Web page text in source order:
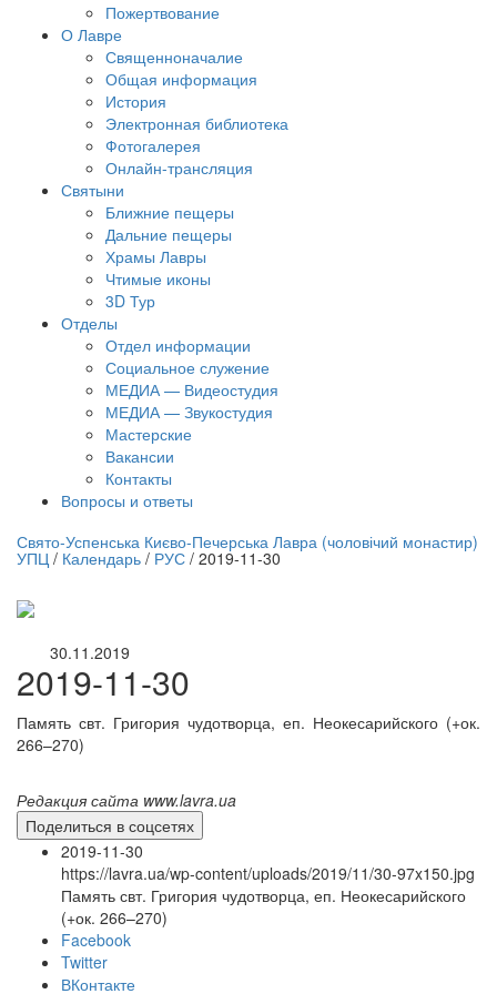
Пожертвование
О Лавре
Священноначалие
Общая информация
История
Электронная библиотека
Фотогалерея
Онлайн-трансляция
Святыни
Ближние пещеры
Дальние пещеры
Храмы Лавры
Чтимые иконы
3D Тур
Отделы
Отдел информации
Социальное служение
МЕДИА — Видеостудия
МЕДИА — Звукостудия
Мастерские
Вакансии
Контакты
Вопросы и ответы
трансляция | 12 сентября
Свято-Успенська Києво-Печерська Лавра (чоловічий монастир)
УПЦ / Календарь / РУС / 2019-11-30
30.11.2019
2019-11-30
Память свт. Григория чудотворца, еп. Неокесарийского (+ок.
266–270)
Редакция сайта www.lavra.ua
Поделиться в соцсетях
2019-11-30
https://lavra.ua/wp-content/uploads/2019/11/30-97x150.jpg
Память свт. Григория чудотворца, еп. Неокесарийского
(+ок. 266–270)
Facebook
Twitter
ВКонтакте